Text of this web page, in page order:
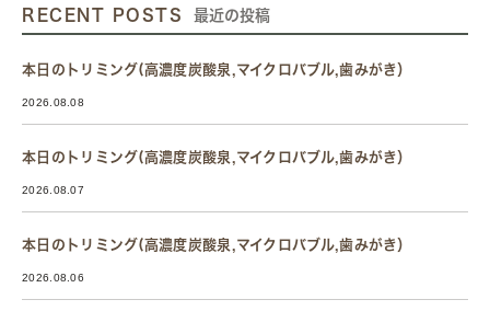
RECENT POSTS 最近の投稿
本日のトリミング(高濃度炭酸泉,マイクロバブル,歯みがき）
2026.08.08
本日のトリミング(高濃度炭酸泉,マイクロバブル,歯みがき）
2026.08.07
本日のトリミング(高濃度炭酸泉,マイクロバブル,歯みがき）
2026.08.06